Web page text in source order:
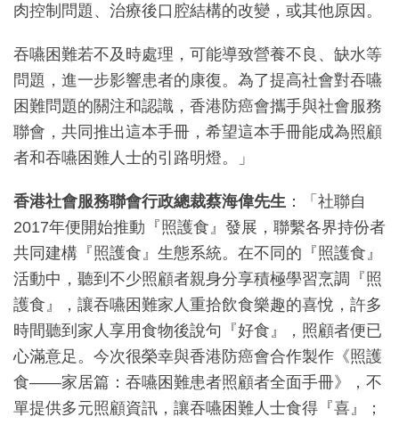
肉控制問題、治療後口腔結構的改變，或其他原因。
吞嚥困難若不及時處理，可能導致營養不良、缺水等
問題，進一步影響患者的康復。為了提高社會對吞嚥
困難問題的關注和認識，香港防癌會攜手與社會服務
聯會，共同推出這本手冊，希望這本手冊能成為照顧
者和吞嚥困難人士的引路明燈。」
香港社會服務聯會行政總裁蔡海偉先生 ：「社聯自
2017年便開始推動『照護食』發展，聯繫各界持份者
共同建構『照護食』生態系統。在不同的『照護食』
活動中，聽到不少照顧者親身分享積極學習烹調『照
護食』，讓吞嚥困難家人重拾飲食樂趣的喜悅，許多
時間聽到家人享用食物後說句『好食』，照顧者便已
心滿意足。今次很榮幸與香港防癌會合作製作《照護
食——家居篇：吞嚥困難患者照顧者全面手冊》，不
單提供多元照顧資訊，讓吞嚥困難人士食得『喜』；